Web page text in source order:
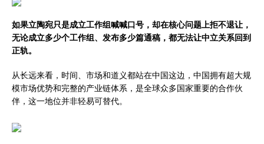
如果立陶宛只是成立工作组喊喊口号，却在核心问题上拒不退让，
无论成立多少个工作组、发布多少篇通稿，都无法让中立关系回到
正轨。
从长远来看，时间、市场和道义都站在中国这边，中国拥有超大规
模市场优势和完整的产业链体系，是全球众多国家重要的合作伙
伴，这一地位并非轻易可替代。